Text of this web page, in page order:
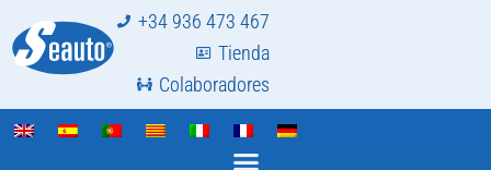
+34 936 473 467
Tienda
Colaboradores
Seauto präsentiert seine neuen
Unternehmens- und Produktkataloge